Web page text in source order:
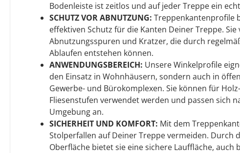
Bodenleiste ist zeitlos und auf jeder Treppe ein
SCHUTZ VOR ABNUTZUNG: Treppenkantenprofile
effektiven Schutz für die Kanten Deiner Treppe.
Abnutzungsspuren und Kratzer, die durch
Ablaufen entstehen können.
ANWENDUNGSBEREICH: Unsere Winkelprofile
den Einsatz in Wohnhäusern, sondern auch in
Gewerbe- und Bürokomplexen. Sie können für
Fliesenstufen verwendet werden und passen sich
Umgebung an.
SICHERHEIT UND KOMFORT: Mit dem
Stolperfallen auf Deiner Treppe vermeiden. Durch
Oberfläche bietet sie eine sichere Lauffläche, auch